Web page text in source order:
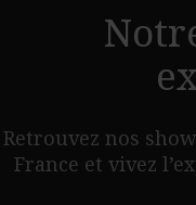
Retrouvez nos
France et vivez